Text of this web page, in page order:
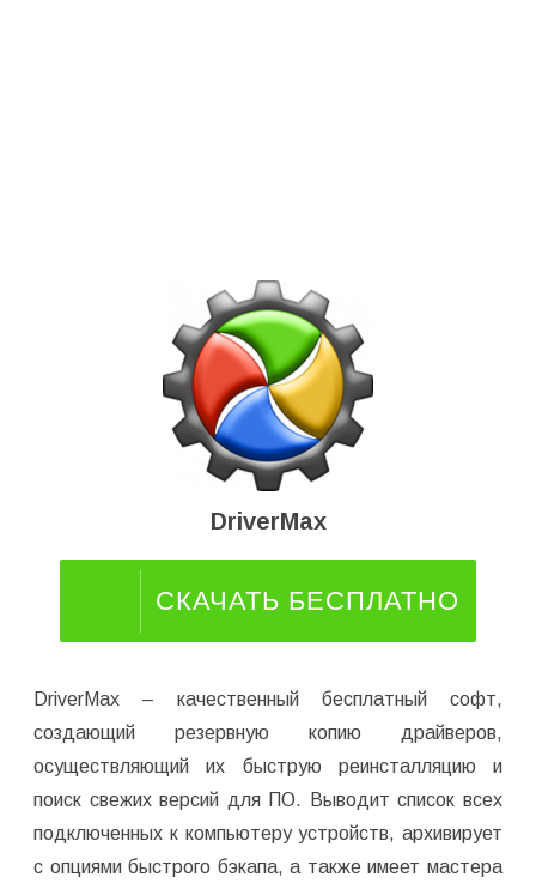
DriverMax
СКАЧАТЬ БЕСПЛАТНО
DriverMax – качественный бесплатный софт,
создающий резервную копию драйверов,
осуществляющий их быструю реинсталляцию и
поиск свежих версий для ПО. Выводит список всех
подключенных к компьютеру устройств, архивирует
с опциями быстрого бэкапа, а также имеет мастера